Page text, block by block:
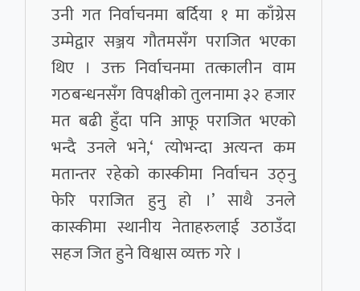
उनी गत निर्वाचनमा बर्दिया १ मा काँग्रेस
उम्मेद्वार सञ्जय गौतमसँग पराजित भएका
थिए । उक्त निर्वाचनमा तत्कालीन वाम
गठबन्धनसँग विपक्षीको तुलनामा ३२ हजार
मत बढी हुँदा पनि आफू पराजित भएको
भन्दै उनले भने,‘ त्योभन्दा अत्यन्त कम
मतान्तर रहेको कास्कीमा निर्वाचन उठ्नु
फेरि पराजित हुनु हो ।’ साथै उनले
कास्कीमा स्थानीय नेताहरुलाई उठाउँदा
सहज जित हुने विश्वास व्यक्त गरे ।